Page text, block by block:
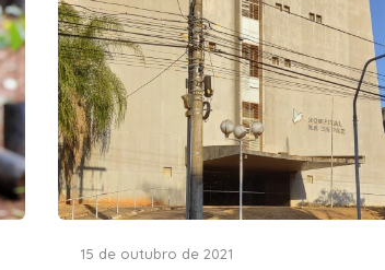
15 de outubro de 2021